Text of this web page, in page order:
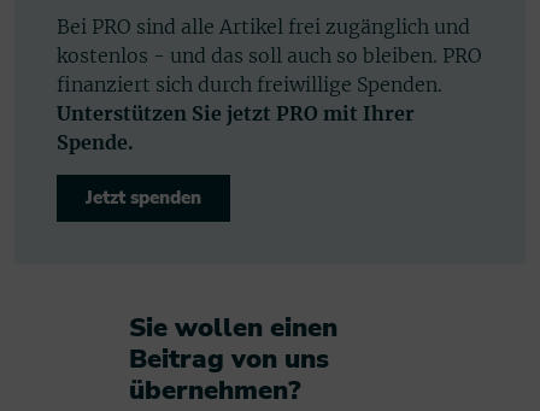
Bei PRO sind alle Artikel frei zugänglich und
kostenlos - und das soll auch so bleiben. PRO
finanziert sich durch freiwillige Spenden.
Unterstützen Sie jetzt PRO mit Ihrer
Spende.
Jetzt spenden
Sie wollen einen
Beitrag von uns
übernehmen?​